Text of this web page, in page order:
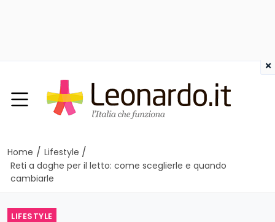
Home / Lifestyle /
Reti a doghe per il letto: come sceglierle e quando
cambiarle
LIFESTYLE
×